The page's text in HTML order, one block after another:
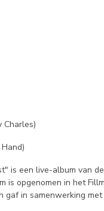
Charles)
is een live-album van
is opgenomen in het
gaf in samenwerking